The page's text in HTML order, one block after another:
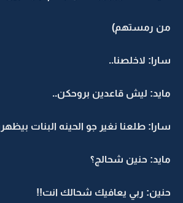
من رمستهم)
سارا: لاخلصنا..
مايد: ليش قاعدين بروحكن..
سارا: طلعنا نغير جو الحينه البنات
مايد: حنين شحالج؟
حنين: ربي يعافيك شحالك انت!!